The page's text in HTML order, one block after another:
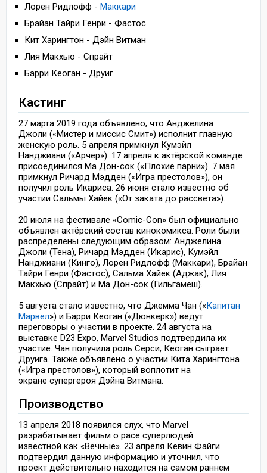
Лорен Ридлофф - Маккари
Брайан Тайри Генри - Фастос
Кит Харингтон - Дэйн Витман
Лия Макхью - Спрайт
Барри Кеоган - Друиг
Кастинг
27 марта 2019 года объявлено, что Анджелина
Джоли («Мистер и миссис Смит») исполнит главную
женскую роль. 5 апреля примкнул Кумэйл
Нанджиани («Арчер»). 17 апреля к актёрской команде
присоединился Ма Дон-сок («Плохие парни»). 7 мая
примкнул Ричард Мэдден («Игра престолов»), он
получил роль Икариса. 26 июня стало известно об
участии Сальмы Хайек («От заката до рассвета»).
20 июля на фестивале «Comic-Con» был официально
объявлен актёрский состав кинокомикса. Роли были
распределены следующим образом: Анджелина
Джоли (Тена), Ричард Мэдден (Икарис), Кумэйл
Нанджиани (Кинго), Лорен Ридлофф (Маккари), Брайан
Тайри Генри (Фастос), Сальма Хайек (Аджак), Лия
Макхью (Спрайт) и Ма Дон-сок (Гильгамеш).
5 августа стало известно, что Джемма Чан («Капитан
Марвел») и Барри Кеоган («Дюнкерк») ведут
переговоры о участии в проекте. 24 августа на
выставке D23 Expo, Marvel Studios подтвердила их
участие. Чан получила роль Серси, Кеоган сыграет
Друига. Также объявлено о участии Кита Харингтона
(«Игра престолов»), который воплотит на
экране супергероя Дэйна Витмана.
Производство
13 апреля 2018 появился слух, что Marvel
разрабатывает фильм о расе суперлюдей
известной как «Вечные». 23 апреля Кевин Файги
подтвердил данную информацию и уточнил, что
проект действительно находится на самом раннем